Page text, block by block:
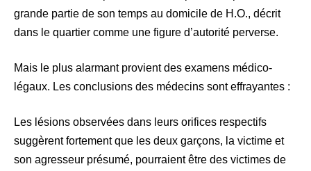
grande partie de son temps au domicile de H.O., décrit
dans le quartier comme une figure d’autorité perverse.
Mais le plus alarmant provient des examens médico-
légaux. Les conclusions des médecins sont effrayantes :
Les lésions observées dans leurs orifices respectifs
suggèrent fortement que les deux garçons, la victime et
son agresseur présumé, pourraient être des victimes de